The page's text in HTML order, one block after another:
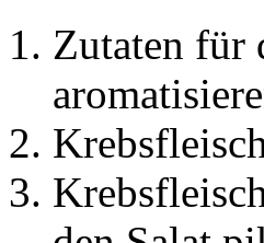
Zutaten für